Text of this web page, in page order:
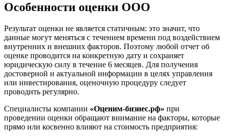
Особенности оценки ООО
Результат оценки не является статичным: это значит, что
данные могут меняться с течением времени под воздействием
внутренних и внешних факторов. Поэтому любой отчет об
оценке проводится на конкретную дату и сохраняет
юридическую силу в течение 6 месяцев. Для получения
достоверной и актуальной информации в целях управления
или инвестирования, оценочную процедуру следует
проводить регулярно.
Специалисты компании «Оценим-бизнес.рф» при
проведении оценки обращают внимание на факторы, которые
прямо или косвенно влияют на стоимость предприятия:
Воскресенск
Всеволожск
Выборг
Выкса
Вязники
Вязьма
Вятские Поляны
Гатчина
Геленджик